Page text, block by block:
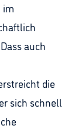
im
auch
die
sich schnell